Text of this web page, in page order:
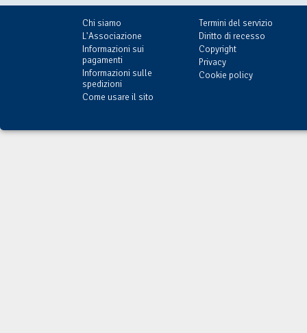
Chi siamo
L'Associazione
Informazioni sui
pagamenti
Informazioni sulle
spedizioni
Come usare il sito
Termini del servizio
Diritto di recesso
Copyright
Privacy
Cookie policy